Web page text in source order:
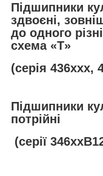
Підшипники
здвоєні,
до одного
схема «T»
(серія 436ххх,
Підшипники
потрійні
(серії